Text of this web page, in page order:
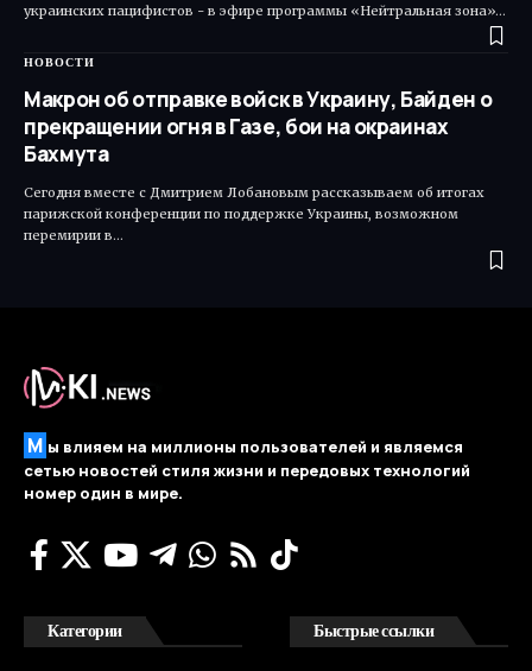
украинских пацифистов - в эфире программы «Нейтральная зона»…
НОВОСТИ
Макрон об отправке войск в Украину, Байден о
прекращении огня в Газе, бои на окраинах
Бахмута
Сегодня вместе с Дмитрием Лобановым рассказываем об итогах
парижской конференции по поддержке Украины, возможном
перемирии в…
М ы влияем на миллионы пользователей и являемся
сетью новостей стиля жизни и передовых технологий
номер один в мире.
Категории Быстрые ссылки